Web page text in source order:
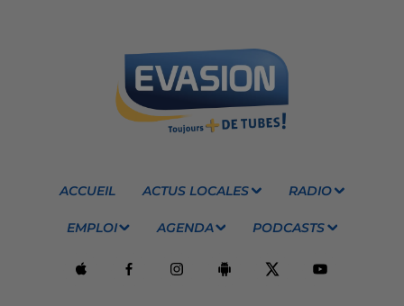
ACCUEIL ACTUS LOCALES RADIO
EMPLOI AGENDA PODCASTS